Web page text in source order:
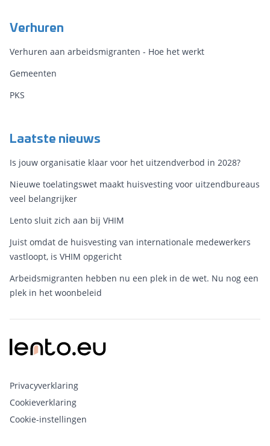
Verhuren
Verhuren aan arbeidsmigranten - Hoe het werkt
Gemeenten
PKS
Laatste nieuws
Is jouw organisatie klaar voor het uitzendverbod in 2028?
Nieuwe toelatingswet maakt huisvesting voor uitzendbureaus
veel belangrijker
Lento sluit zich aan bij VHIM
Juist omdat de huisvesting van internationale medewerkers
vastloopt, is VHIM opgericht
Arbeidsmigranten hebben nu een plek in de wet. Nu nog een
plek in het woonbeleid
Privacyverklaring
Cookieverklaring
Cookie-instellingen